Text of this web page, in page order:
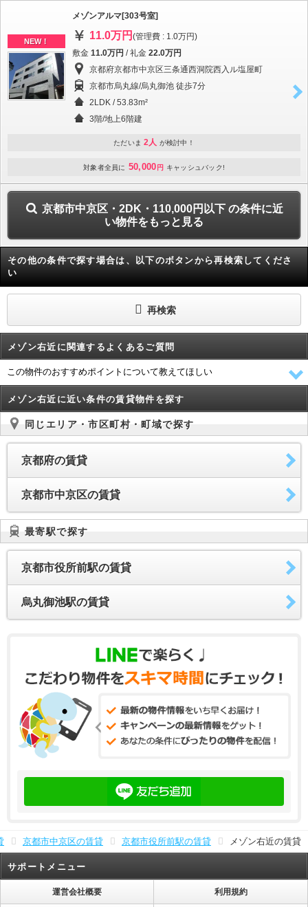
NEW！
メゾンアルマ[303号室]
11.0万円 (管理費 : 1.0万円)
敷金 11.0万円 / 礼金 22.0万円
京都府京都市中京区三条通西洞院西入ル塩屋町
京都市烏丸線/烏丸御池 徒歩7分
2LDK / 53.83m²
3階/地上6階建
ただいま 2人 が検討中！
対象者全員に 50,000 円 キャッシュバック!
京都市中京区・2DK・110,000円以下 の条件に近
い物件をもっと見る
その他の条件で探す場合は、以下のボタンから再検索してくださ
い
再検索
メゾン右近に関連するよくあるご質問
この物件のおすすめポイントについて教えてほしい
メゾン右近に近い条件の賃貸物件を探す
同じエリア・市区町村・町域で探す
京都府の賃貸
京都市中京区の賃貸
最寄駅で探す
京都市役所前駅の賃貸
烏丸御池駅の賃貸
京都市中京区の賃貸 京都市役所前駅の賃貸 メゾン右近の賃貸
サポートメニュー
運営会社概要 利用規約